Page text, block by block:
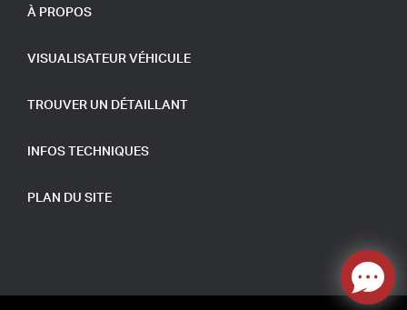
À PROPOS
VISUALISATEUR VÉHICULE
TROUVER UN DÉTAILLANT
INFOS TECHNIQUES
PLAN DU SITE